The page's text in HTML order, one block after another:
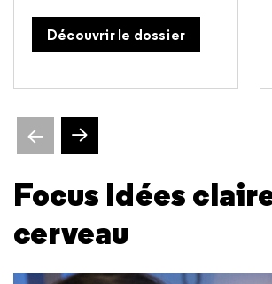
Découvrir le dossier
Slide suivante
Focus Idées
cerveau